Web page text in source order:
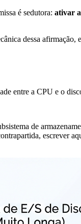
é sedutora: ativar
dessa afirmação,
entre a CPU e o
de
escrever